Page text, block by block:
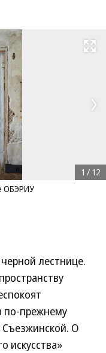
Развернуть
ОБЭРИУ
1 / 12
лестнице.
по-прежнему
О
искусства»